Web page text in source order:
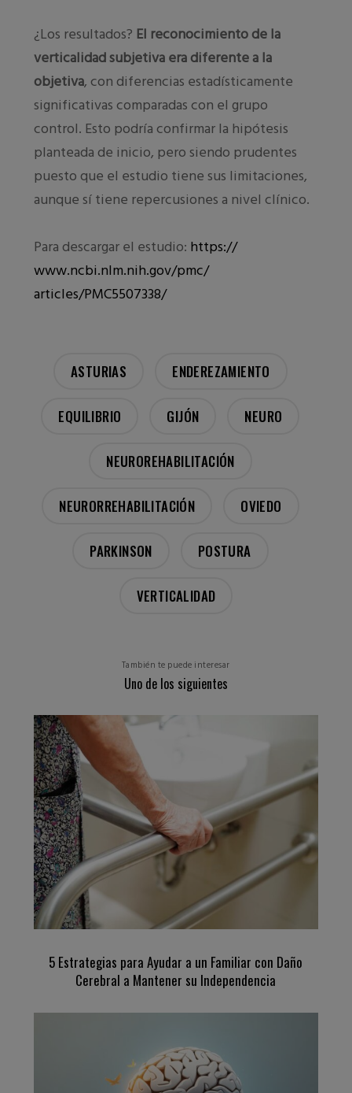
¿Los resultados? El reconocimiento de la
verticalidad subjetiva era diferente a la
objetiva, con diferencias estadísticamente
significativas comparadas con el grupo
control. Esto podría confirmar la hipótesis
planteada de inicio, pero siendo prudentes
puesto que el estudio tiene sus limitaciones,
aunque sí tiene repercusiones a nivel clínico.
Para descargar el estudio: https://
www.ncbi.nlm.nih.gov/pmc/
articles/PMC5507338/
ASTURIAS ENDEREZAMIENTO
EQUILIBRIO GIJÓN NEURO
NEUROREHABILITACIÓN
NEURORREHABILITACIÓN OVIEDO
PARKINSON POSTURA
VERTICALIDAD
También te puede interesar
Uno de los siguientes
5 Estrategias para Ayudar a un Familiar con Daño
Cerebral a Mantener su Independencia